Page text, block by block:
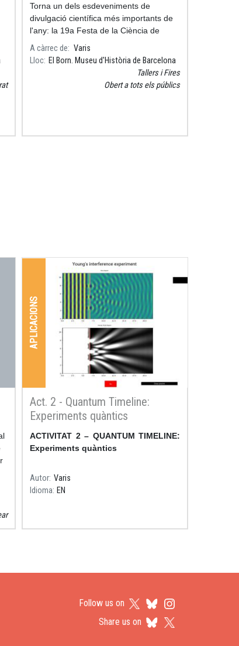
Torna un dels esdeveniments de
divulgació científica més importants de
l'any: la 19a Festa de la Ciència de
l'Ajuntament de Barcelona!
A càrrec de
Varis
Lloc El Born. Museu d'Història de Barcelona
Tallers i Fires
Obert a tots els públics
APLICACIONS
Act. 2 - Quantum Timeline:
Experiments quàntics
Resum
ACTIVITAT 2 – QUANTUM TIMELINE:
Experiments quàntics
Autor Varis
Idioma EN
Follow us on
Share us on